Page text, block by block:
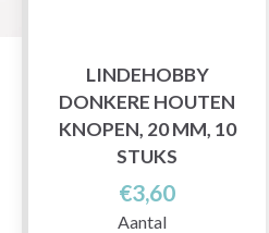
LINDEHOBBY
DONKERE HOUTEN
KNOPEN, 20 MM, 10
STUKS
€3,60
Aantal